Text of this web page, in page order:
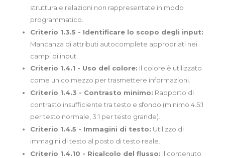
struttura e relazioni non rappresentate in modo
programmatico.
Criterio 1.3.5 - Identificare lo scopo degli input:
Mancanza di attributi autocomplete appropriati nei
campi di input.
Criterio 1.4.1 - Uso del colore: Il colore è utilizzato
come unico mezzo per trasmettere informazioni.
Criterio 1.4.3 - Contrasto minimo: Rapporto di
contrasto insufficiente tra testo e sfondo (minimo 4.5:1
per testo normale, 3:1 per testo grande).
Criterio 1.4.5 - Immagini di testo: Utilizzo di
immagini di testo al posto di testo reale.
Criterio 1.4.10 - Ricalcolo del flusso: Il contenuto